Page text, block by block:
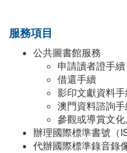
服務項目
公共圖書館服務
申請讀者證手續
借還手續
影印文獻資料
澳門資料諮詢
參觀或導賞文
辦理國際標準書號（
代辦國際標準錄音錄